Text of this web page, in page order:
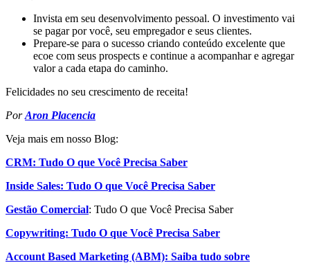
Invista em seu desenvolvimento pessoal. O investimento vai
se pagar por você, seu empregador e seus clientes.
Prepare-se para o sucesso criando conteúdo excelente que
ecoe com seus prospects e continue a acompanhar e agregar
valor a cada etapa do caminho.
Felicidades no seu crescimento de receita!
PorAron Placencia
Veja mais em nosso Blog:
CRM: Tudo O que Você Precisa Saber
Inside Sales: Tudo O que Você Precisa Saber
Gestão Comercial: Tudo O que Você Precisa Saber
Copywriting: Tudo O que Você Precisa Saber
Account Based Marketing (ABM): Saiba tudo sobre